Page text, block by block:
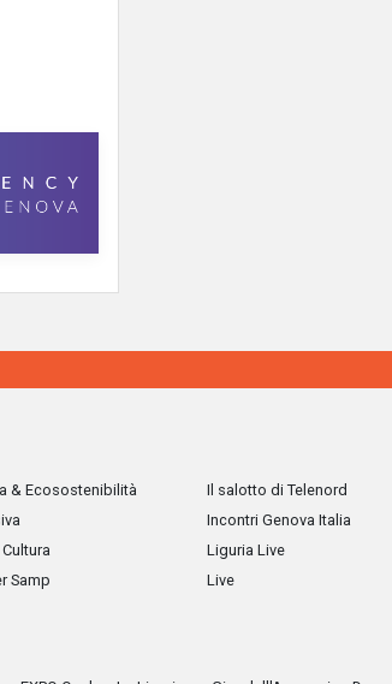
& Ecosostenibilità
Samp
Il salotto di Telenord
Incontri Genova Italia
Liguria Live
Live